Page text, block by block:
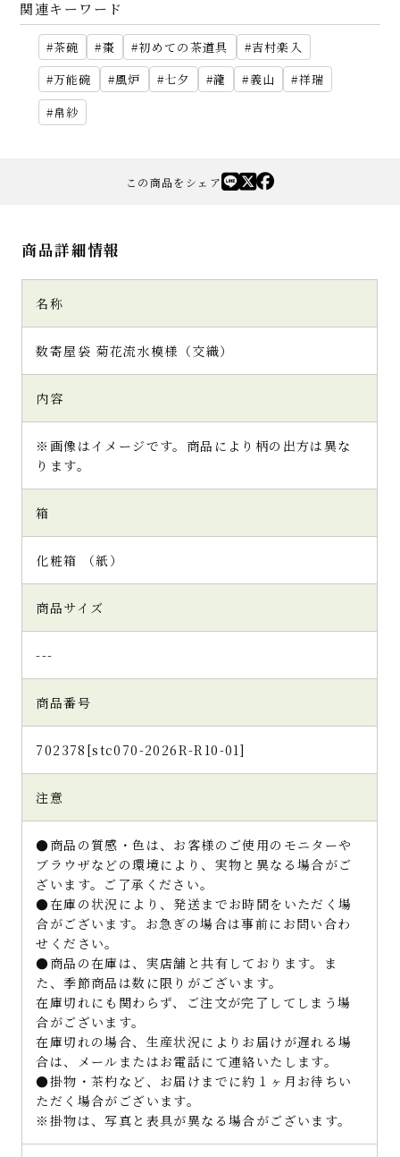
関連キーワード
茶碗 棗 初めての茶道具
吉村楽入
万能碗
風炉 七夕 瀧 義山
祥瑞
帛紗
この商品をシェア
商品詳細情報
名称
数寄屋袋 菊花流水模様（交織）
内容
※画像はイメージです。商品により柄の出方は異な
ります。
箱
化粧箱 （紙）
商品サイズ
---
商品番号
702378[stc070-2026R-R10-01]
注意
●商品の質感・色は、お客様のご使用のモニターや
ブラウザなどの環境により、実物と異なる場合がご
ざいます。ご了承ください。
●在庫の状況により、発送までお時間をいただく場
合がございます。お急ぎの場合は事前にお問い合わ
せください。
●商品の在庫は、実店舗と共有しております。ま
た、季節商品は数に限りがございます。
在庫切れにも関わらず、ご注文が完了してしまう場
合がございます。
在庫切れの場合、生産状況によりお届けが遅れる場
合は、メールまたはお電話にて連絡いたします。
●掛物・茶杓など、お届けまでに約１ヶ月お待ちい
ただく場合がございます。
※掛物は、写真と表具が異なる場合がございます。